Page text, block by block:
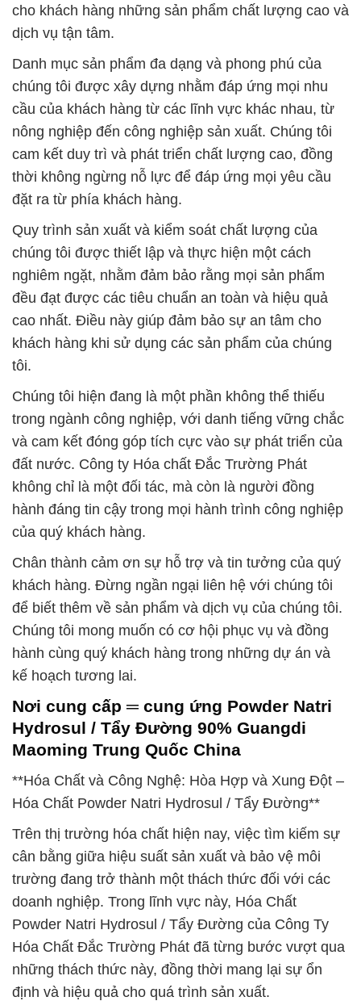
cho khách hàng những sản phẩm chất lượng cao và
dịch vụ tận tâm.
Danh mục sản phẩm đa dạng và phong phú của
chúng tôi được xây dựng nhằm đáp ứng mọi nhu
cầu của khách hàng từ các lĩnh vực khác nhau, từ
nông nghiệp đến công nghiệp sản xuất. Chúng tôi
cam kết duy trì và phát triển chất lượng cao, đồng
thời không ngừng nỗ lực để đáp ứng mọi yêu cầu
đặt ra từ phía khách hàng.
Quy trình sản xuất và kiểm soát chất lượng của
chúng tôi được thiết lập và thực hiện một cách
nghiêm ngặt, nhằm đảm bảo rằng mọi sản phẩm
đều đạt được các tiêu chuẩn an toàn và hiệu quả
cao nhất. Điều này giúp đảm bảo sự an tâm cho
khách hàng khi sử dụng các sản phẩm của chúng
tôi.
Chúng tôi hiện đang là một phần không thể thiếu
trong ngành công nghiệp, với danh tiếng vững chắc
và cam kết đóng góp tích cực vào sự phát triển của
đất nước. Công ty Hóa chất Đắc Trường Phát
không chỉ là một đối tác, mà còn là người đồng
hành đáng tin cậy trong mọi hành trình công nghiệp
của quý khách hàng.
Chân thành cảm ơn sự hỗ trợ và tin tưởng của quý
khách hàng. Đừng ngần ngại liên hệ với chúng tôi
để biết thêm về sản phẩm và dịch vụ của chúng tôi.
Chúng tôi mong muốn có cơ hội phục vụ và đồng
hành cùng quý khách hàng trong những dự án và
kế hoạch tương lai.
Nơi cung cấp ═ cung ứng Powder Natri
Hydrosul / Tẩy Đường 90% Guangdi
Maoming Trung Quốc China
**Hóa Chất và Công Nghệ: Hòa Hợp và Xung Đột –
Hóa Chất Powder Natri Hydrosul / Tẩy Đường**
Trên thị trường hóa chất hiện nay, việc tìm kiếm sự
cân bằng giữa hiệu suất sản xuất và bảo vệ môi
trường đang trở thành một thách thức đối với các
doanh nghiệp. Trong lĩnh vực này, Hóa Chất
Powder Natri Hydrosul / Tẩy Đường của Công Ty
Hóa Chất Đắc Trường Phát đã từng bước vượt qua
những thách thức này, đồng thời mang lại sự ổn
định và hiệu quả cho quá trình sản xuất.